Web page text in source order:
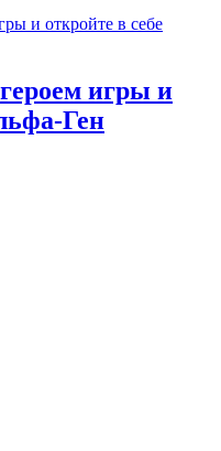
игры и
Ген